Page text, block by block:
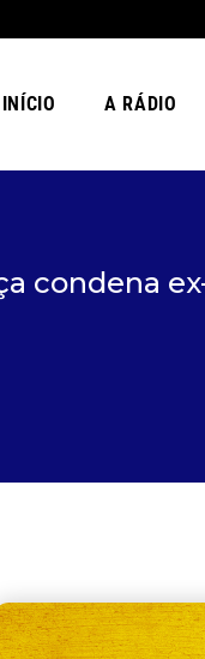
INÍCIO A RÁDIO
condena